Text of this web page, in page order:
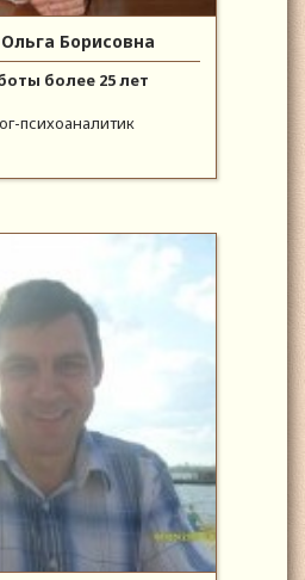
Борисовна
более 25 лет
психоаналитик